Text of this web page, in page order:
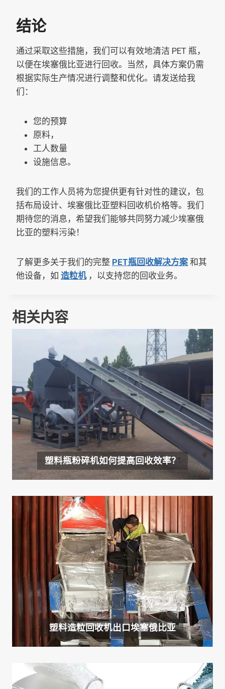
结论
通过采取这些措施，我们可以有效地清洁 PET 瓶，
以便在埃塞俄比亚进行回收。当然，具体方案仍需
根据实际生产情况进行调整和优化。请发送给我
们：
您的预算
原料，
工人数量
设施信息。
我们的工作人员将为您提供更有针对性的建议，包
括布局设计、埃塞俄比亚塑料回收机价格等。我们
期待您的消息，希望我们能够共同努力减少埃塞俄
比亚的塑料污染！
了解更多关于我们的完整 PET瓶回收解决方案 和其
他设备，如 造粒机，以支持您的回收业务。
相关内容
塑料瓶粉碎机如何提高回收效率？
塑料造粒回收机出口埃塞俄比亚